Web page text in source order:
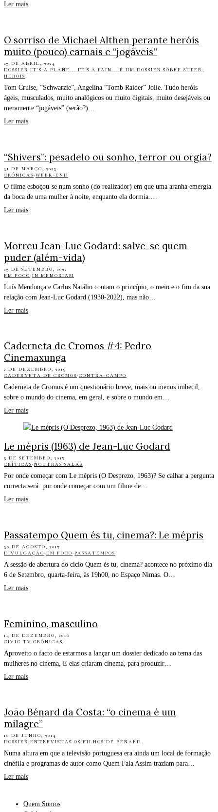
Ler mais
O sorriso de Michael Althen perante heróis
muito (pouco) carnais e “jogáveis”
23 DE ABRIL, 2024
DOSSIER·IT'S A PLANE... IT'S A PAIN... É UM DOSSIER SOBRE SUPER-
HERÓIS
Tom Cruise, “Schwarzie”, Angelina “Tomb Raider” Jolie. Tudo heróis
ágeis, musculados, muito analógicos ou muito digitais, muito desejáveis ou
meramente “jogáveis” (serão?)…
Ler mais
“Shivers”: pesadelo ou sonho, terror ou orgia?
31 DE MARÇO, 2023
CRÓNICAS·WEEK-END
O filme esboçou-se num sonho (do realizador) em que uma aranha emergia
da boca de uma mulher à noite, enquanto ela dormia.…
Ler mais
Morreu Jean-Luc Godard: salve-se quem
puder (além-vida)
23 DE SETEMBRO, 2022
EM FOCO·IN MEMORIAM
Luís Mendonça e Carlos Natálio contam o princípio, o meio e o fim da sua
relação com Jean-Luc Godard (1930-2022), mas não…
Ler mais
Caderneta de Cromos #4: Pedro
Cinemaxunga
2 DE DEZEMBRO, 2019
CADERNETA DE CROMOS·CONTRA-CAMPO
Caderneta de Cromos é um questionário breve, mais ou menos imbecil,
sobre o mundo do cinema, em geral, e sobre o mundo em…
Ler mais
Le mépris (1963) de Jean-Luc Godard
5 DE SETEMBRO, 2017
CRÍTICAS·NOUTRAS SALAS
Por onde começar com Le mépris (O Desprezo, 1963)? Se calhar a pergunta
correcta será: por onde começar com um filme de…
Ler mais
Passatempo Quem és tu, cinema?: Le mépris
30 DE AGOSTO, 2017
DIVULGAÇÃO·EM FOCO·PASSATEMPOS
A sessão de abertura do ciclo Quem és tu, cinema? acontece no próximo dia
6 de Setembro, quarta-feira, às 19h00, no Espaço Nimas. O…
Ler mais
Feminino, masculino
14 DE DEZEMBRO, 2016
CIVIC TV·CRÓNICAS
Aproveito o facto de estarmos a lançar um dossier dedicado ao tema das
mulheres no cinema, E elas criaram cinema, para produzir…
Ler mais
João Bénard da Costa: “o cinema é um
milagre”
10 DE JUNHO, 2014
DOSSIER·ENTREVISTAS·OS FILHOS DE BÉNARD
Numa altura em que a televisão portuguesa era ainda um local de formação
cinéfila e programas de autor como Quem Fala Assim traziam para…
Ler mais
Quem Somos